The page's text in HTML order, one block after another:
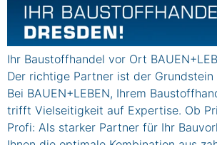
Ihr Baustoffhandel vor Ort
Der richtige Partner ist der
Bei BAUEN+LEBEN, Ihrem
trifft Vielseitigkeit auf Expertise. Ob
Profi: Als starker Partner für Ihr